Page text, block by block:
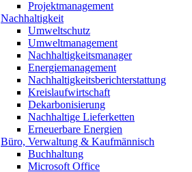
Projektmanagement
Nachhaltigkeit
Umweltschutz
Umweltmanagement
Nachhaltigkeitsmanager
Energiemanagement
Nachhaltigkeitsberichterstattung
Kreislaufwirtschaft
Dekarbonisierung
Nachhaltige Lieferketten
Erneuerbare Energien
Büro, Verwaltung & Kaufmännisch
Buchhaltung
Microsoft Office